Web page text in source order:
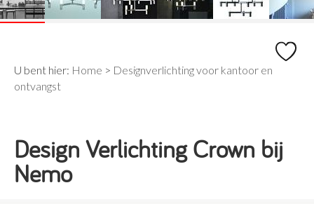
U bent hier: Home > Designverlichting voor kantoor en
ontvangst
Design Verlichting Crown bij
Nemo